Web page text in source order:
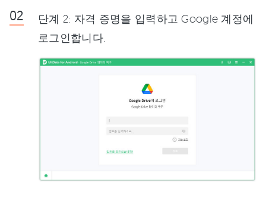
단계 2: 자격 증명을 입력하고 Google 계정에
로그인합니다.